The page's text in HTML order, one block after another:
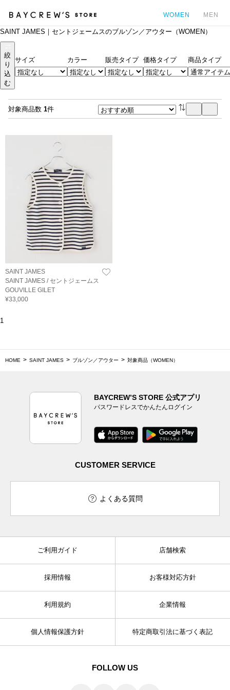
WOMEN MEN
SAINT JAMES｜セントジェームスのブルゾン／アウター（WOMEN）
絞
り
込
む
サイズ カラー 販売タイプ 価格タイプ 商品タイプ
対象商品数 1件
SAINT JAMES
SAINT JAMES / セントジェームス
GOUVILLE GILET
¥33,000
1
HOME SAINT JAMES ブルゾン／アウター 対象商品（WOMEN）
BAYCREW’S STORE 公式アプリ
パスワードレスでかんたんログイン
CUSTOMER SERVICE
よくある質問
ご利用ガイド 店舗検索
採用情報 お客様対応方針
利用規約 企業情報
個人情報保護方針 特定商取引法に基づく表記
FOLLOW US